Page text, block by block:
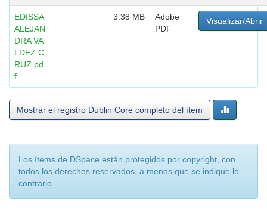
EDISSA
ALEJAN
DRA VA
LDEZ C
RUZ.pd
f
3.38 MB
Adobe
PDF
Visualizar/Abrir
Mostrar el registro Dublin Core completo del ítem
Los ítems de DSpace están protegidos por copyright, con
todos los derechos reservados, a menos que se indique lo
contrario.